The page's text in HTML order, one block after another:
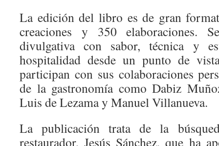
La edición del libro es de gran
creaciones y 350 elaboraciones.
divulgativa con sabor, técnica y
hospitalidad desde un punto de
participan con sus colaboraciones
de la gastronomía como Dabiz
Luis de Lezama y Manuel Villanueva.
La publicación trata de la
restaurador, Jesús Sánchez, que ha